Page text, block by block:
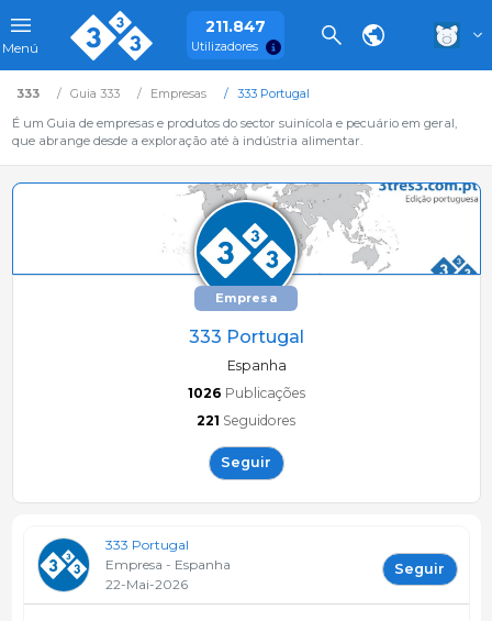
Menú
211.847
Utilizadores
333 Guia 333 Empresas
333 Portugal
É um Guia de empresas e produtos do sector suinícola e pecuário em geral,
que abrange desde a exploração até à indústria alimentar.
Empresa
333 Portugal
Espanha
1026 Publicações
221 Seguidores
Seguir
333 Portugal
Empresa - Espanha
22-Mai-2026
Seguir